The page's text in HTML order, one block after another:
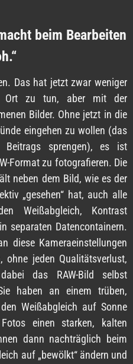
beim Bearbeiten
Das hat jetzt zwar weniger
Ort zu tun, aber mit der
Bilder. Ohne jetzt in die
eingehen zu wollen (das
Beitrags sprengen), es ist
Format zu fotografieren. Die
neben dem Bild, wie es der
„gesehen“ hat, auch alle
Weißabgleich, Kontrast
separaten Datencontainern.
diese Kameraeinstellungen
ohne jeden Qualitätsverlust,
das RAW-Bild selbst
haben an einem trüben,
Weißabgleich auf Sonne
einen starken, kalten
dann nachträglich beim
auf „bewölkt“ ändern und